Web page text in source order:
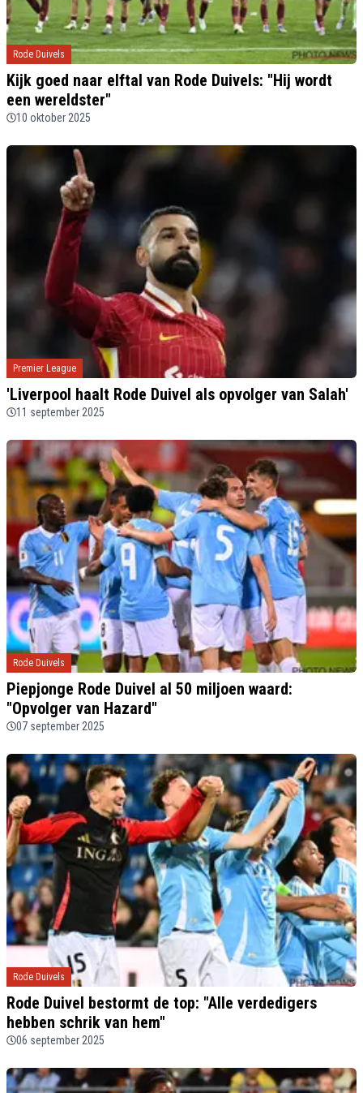
Rode Duivels
Kijk goed naar elftal van Rode Duivels: "Hij wordt
een wereldster"
10 oktober 2025
Premier League
'Liverpool haalt Rode Duivel als opvolger van Salah'
11 september 2025
Rode Duivels
Piepjonge Rode Duivel al 50 miljoen waard:
"Opvolger van Hazard"
07 september 2025
Rode Duivels
Rode Duivel bestormt de top: "Alle verdedigers
hebben schrik van hem"
06 september 2025